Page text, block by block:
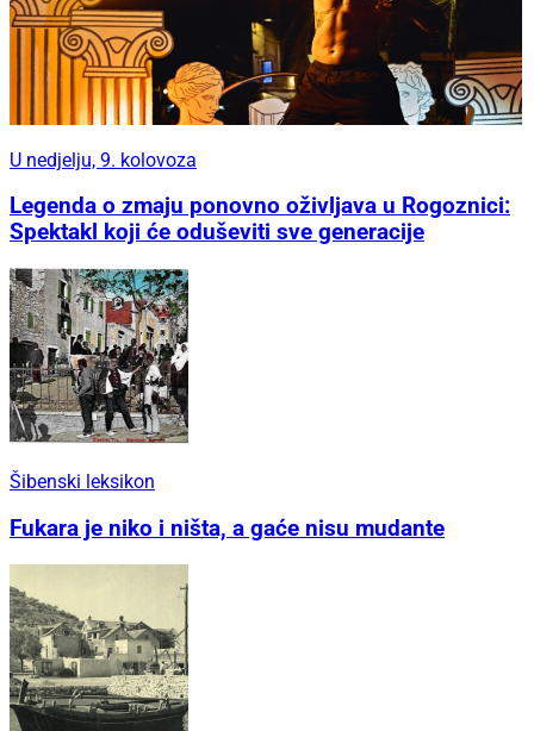
U nedjelju, 9. kolovoza
Legenda o zmaju ponovno oživljava u Rogoznici:
Spektakl koji će oduševiti sve generacije
Šibenski leksikon
Fukara je niko i ništa, a gaće nisu mudante